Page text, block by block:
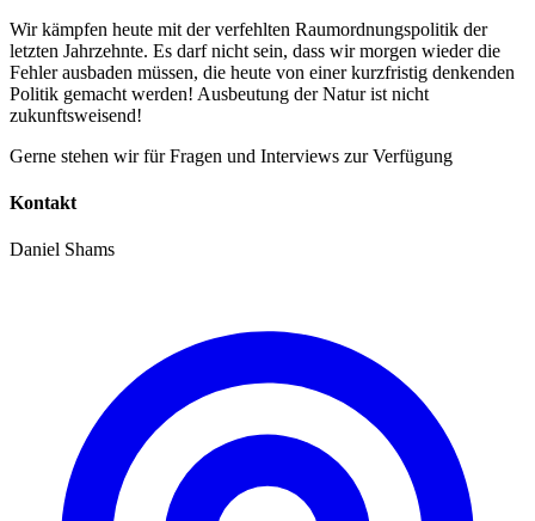
Wir kämpfen heute mit der verfehlten Raumordnungspolitik der
letzten Jahrzehnte. Es darf nicht sein, dass wir morgen wieder die
Fehler ausbaden müssen, die heute von einer kurzfristig denkenden
Politik gemacht werden! Ausbeutung der Natur ist nicht
zukunftsweisend!
Gerne stehen wir für Fragen und Interviews zur Verfügung
Kontakt
Daniel Shams